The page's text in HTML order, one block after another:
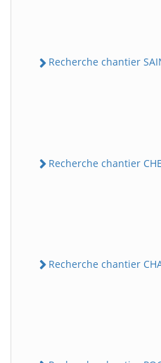
Recherche chantier
Recherche chantier
Recherche chantier